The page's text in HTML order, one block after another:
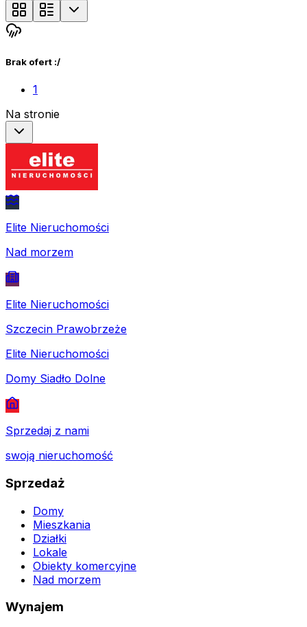
Brak ofert :/
1
Na stronie
Elite Nieruchomości
Nad morzem
Elite Nieruchomości
Szczecin Prawobrzeże
Elite Nieruchomości
Domy Siadło Dolne
Sprzedaj z nami
swoją nieruchomość
Sprzedaż
Domy
Mieszkania
Działki
Lokale
Obiekty komercyjne
Nad morzem
Wynajem